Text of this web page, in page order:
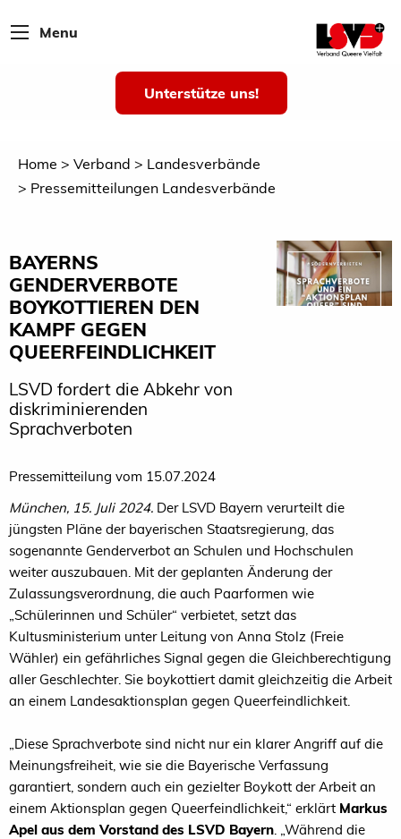
Menu
Unterstütze uns!
Home Verband
Landesverbände
Pressemitteilungen Landesverbände
BAYERNS
GENDERVERBOTE
BOYKOTTIEREN DEN
KAMPF GEGEN
QUEERFEINDLICHKEIT
LSVD fordert die Abkehr von
diskriminierenden
Sprachverboten
Pressemitteilung vom 15.07.2024
München, 15. Juli 2024. Der LSVD Bayern verurteilt die
jüngsten Pläne der bayerischen Staatsregierung, das
sogenannte Genderverbot an Schulen und Hochschulen
weiter auszubauen. Mit der geplanten Änderung der
Zulassungsverordnung, die auch Paarformen wie
„Schülerinnen und Schüler“ verbietet, setzt das
Kultusministerium unter Leitung von Anna Stolz (Freie
Wähler) ein gefährliches Signal gegen die Gleichberechtigung
aller Geschlechter. Sie boykottiert damit gleichzeitig die Arbeit
an einem Landesaktionsplan gegen Queerfeindlichkeit.
„Diese Sprachverbote sind nicht nur ein klarer Angriff auf die
Meinungsfreiheit, wie sie die Bayerische Verfassung
garantiert, sondern auch ein gezielter Boykott der Arbeit an
einem Aktionsplan gegen Queerfeindlichkeit,“ erklärt Markus
Apel aus dem Vorstand des LSVD Bayern. „Während die